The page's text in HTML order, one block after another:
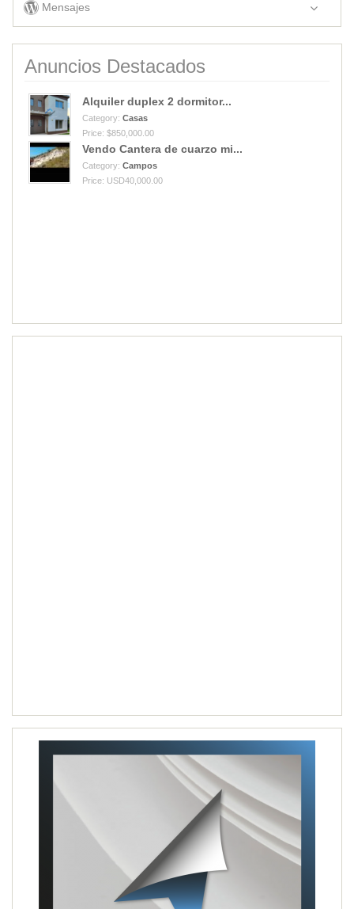
Mensajes
Anuncios Destacados
Alquiler duplex 2 dormitor...
Category: Casas
Price: $850,000.00
Vendo Cantera de cuarzo mi...
Category: Campos
Price: USD40,000.00